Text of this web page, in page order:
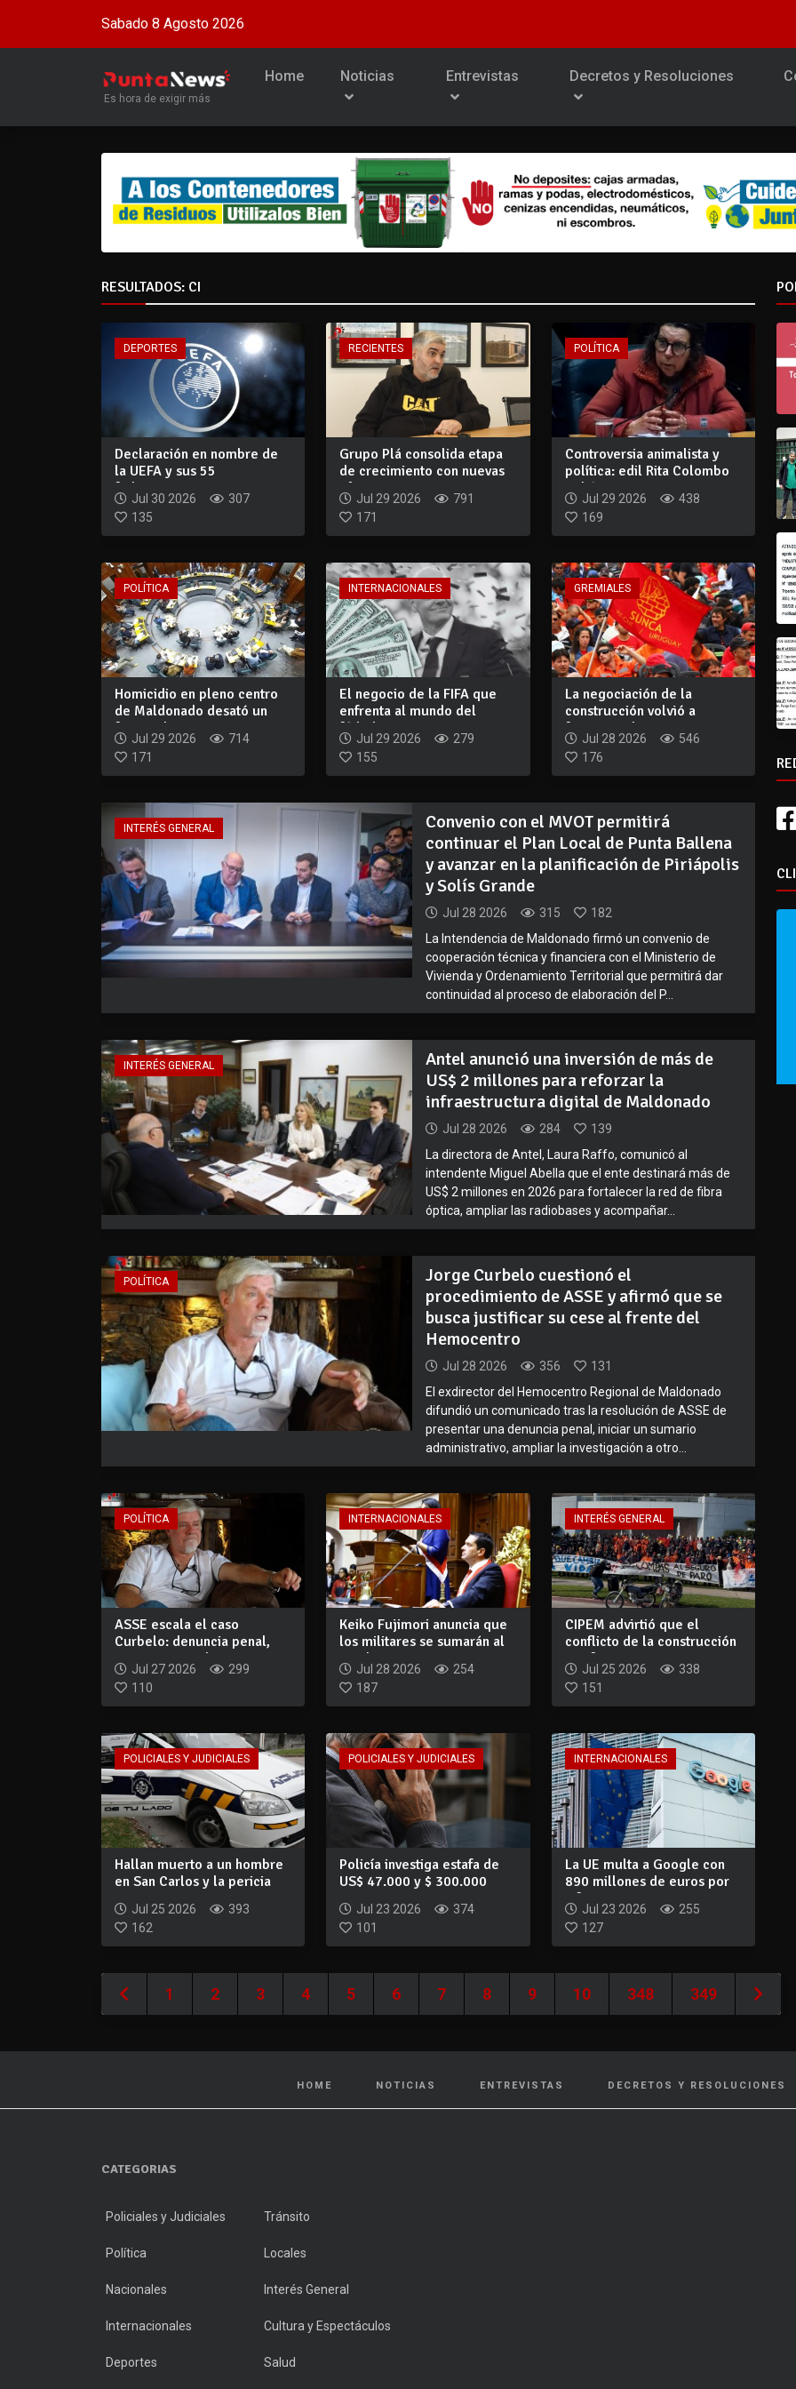
Sabado 8 Agosto 2026
Es hora de exigir más
Home Noticias Entrevistas Decretos y Resoluciones
RESULTADOS: CI
DEPORTES
Declaración en nombre de
la UEFA y sus 55
federaciones nacio...
Jul 30 2026
307
135
RECIENTES
Grupo Plá consolida etapa
de crecimiento con nuevas
oficinas...
Jul 29 2026
791
171
POLÍTICA
Controversia animalista y
política: edil Rita Colombo
pidió...
Jul 29 2026
438
169
POLÍTICA
Homicidio en pleno centro
de Maldonado desató un
fuerte choq...
Jul 29 2026
714
171
INTERNACIONALES
El negocio de la FIFA que
enfrenta al mundo del
fútbol
Jul 29 2026
279
155
GREMIALES
La negociación de la
construcción volvió a
frenarse: el SUNC...
Jul 28 2026
546
176
INTERÉS GENERAL
Convenio con el MVOT permitirá
continuar el Plan Local de Punta Ballena
y avanzar en la planificación de Piriápolis
y Solís Grande
Jul 28 2026 315
182
La Intendencia de Maldonado firmó un convenio de
cooperación técnica y financiera con el Ministerio de
Vivienda y Ordenamiento Territorial que permitirá dar
continuidad al proceso de elaboración del P...
INTERÉS GENERAL
Antel anunció una inversión de más de
US$ 2 millones para reforzar la
infraestructura digital de Maldonado
Jul 28 2026 284
139
La directora de Antel, Laura Raffo, comunicó al
intendente Miguel Abella que el ente destinará más de
US$ 2 millones en 2026 para fortalecer la red de fibra
óptica, ampliar las radiobases y acompañar...
POLÍTICA
Jorge Curbelo cuestionó el
procedimiento de ASSE y afirmó que se
busca justificar su cese al frente del
Hemocentro
Jul 28 2026 356
131
El exdirector del Hemocentro Regional de Maldonado
difundió un comunicado tras la resolución de ASSE de
presentar una denuncia penal, iniciar un sumario
administrativo, ampliar la investigación a otro...
POLÍTICA
ASSE escala el caso
Curbelo: denuncia penal,
sumario y ampli...
Jul 27 2026
299
110
INTERNACIONALES
Keiko Fujimori anuncia que
los militares se sumarán al
comba...
Jul 28 2026
254
187
INTERÉS GENERAL
CIPEM advirtió que el
conflicto de la construcción
ya afecta...
Jul 25 2026
338
151
POLICIALES Y JUDICIALES
Hallan muerto a un hombre
en San Carlos y la pericia
Jul 25 2026
393
162
POLICIALES Y JUDICIALES
Policía investiga estafa de
US$ 47.000 y $ 300.000
Jul 23 2026
374
101
INTERNACIONALES
La UE multa a Google con
890 millones de euros por
infringir...
Jul 23 2026
255
127
1 2 3 4 5 6 7 8 9 10 348 349
HOME NOTICIAS ENTREVISTAS DECRETOS Y RESOLUCIONES
CATEGORIAS
Policiales y Judiciales Tránsito
Política Locales
Nacionales Interés General
Internacionales Cultura y Espectáculos
Deportes Salud